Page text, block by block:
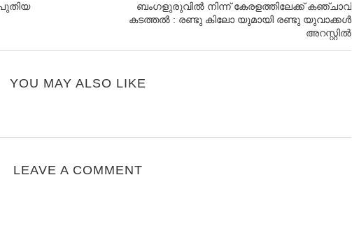
ബംഗളുരുവിൽ നിന്ന് കേരളത്തിലേക്ക് കഞ്ചാവ്
കടത്തൽ : രണ്ടു കിലോ യുമായി രണ്ടു യുവാക്കൾ
അറസ്റ്റിൽ
YOU MAY ALSO LIKE
LEAVE A COMMENT